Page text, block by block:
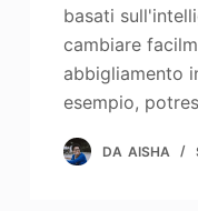
basati
cambiare
abbigliamento
esempio,
DA AISHA